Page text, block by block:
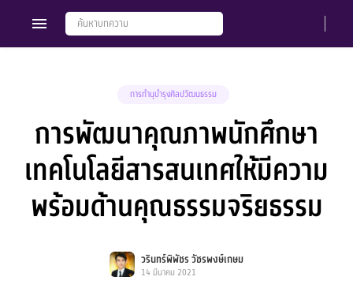
การทำนุบำรุงศิลปวัฒนธรรม
การพัฒนาคุณภาพนักศึกษา
เทคโนโลยีสารสนเทศให้มีความ
พร้อมด้านคุณธรรมจริยธรรม
วรินทร์พิพัชร วัชรพงษ์เกษม
14 มีนาคม 2021
Members Groups